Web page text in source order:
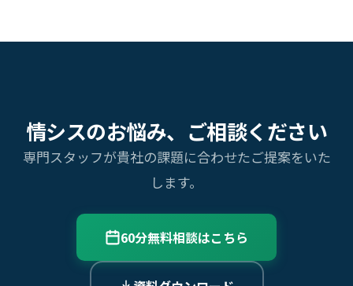
情シスのお悩み、ご相談ください
専門スタッフが貴社の課題に合わせたご提案をいた
します。
60分無料相談はこちら